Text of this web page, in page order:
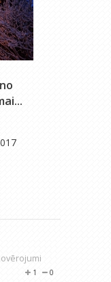
0
1